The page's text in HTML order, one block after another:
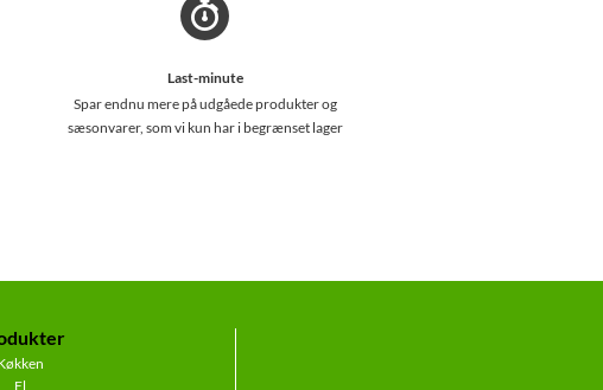
Last-minute
Spar endnu mere på udgåede produkter og
sæsonvarer, som vi kun har i begrænset lager
El